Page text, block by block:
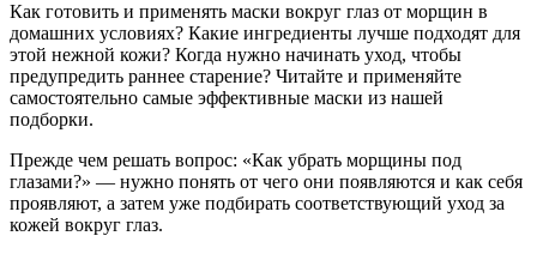
Как готовить и применять маски вокруг глаз от морщин в
домашних условиях? Какие ингредиенты лучше подходят для
этой нежной кожи? Когда нужно начинать уход, чтобы
предупредить раннее старение? Читайте и применяйте
самостоятельно самые эффективные маски из нашей
подборки.
Прежде чем решать вопрос: «Как убрать морщины под
глазами?» — нужно понять от чего они появляются и как себя
проявляют, а затем уже подбирать соответствующий уход за
кожей вокруг глаз.